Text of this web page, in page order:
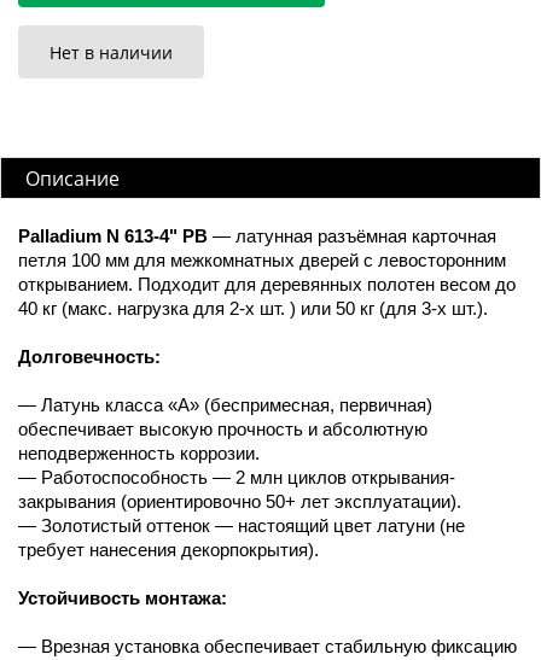
Нет в наличии
Описание
Palladium N 613-4" PB — латунная разъёмная карточная
петля 100 мм для межкомнатных дверей с левосторонним
открыванием. Подходит для деревянных полотен весом до
40 кг (макс. нагрузка для 2-х шт. ) или 50 кг (для 3-х шт.).
Долговечность:
— Латунь класса «А» (беспримесная, первичная)
обеспечивает высокую прочность и абсолютную
неподверженность коррозии.
— Работоспособность — 2 млн циклов открывания-
закрывания (ориентировочно 50+ лет эксплуатации).
— Золотистый оттенок — настоящий цвет латуни (не
требует нанесения декорпокрытия).
Устойчивость монтажа:
— Врезная установка обеспечивает стабильную фиксацию